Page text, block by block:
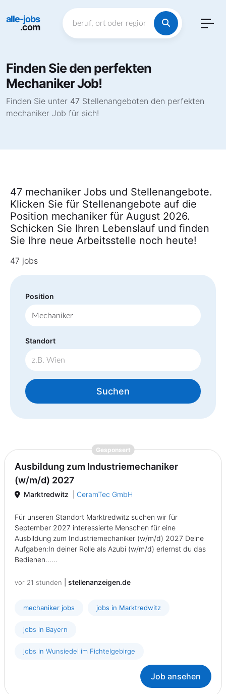
alle-jobs
.com
Finden Sie den perfekten
Mechaniker Job!
Finden Sie unter 47 Stellenangeboten den perfekten
mechaniker Job für sich!
47 mechaniker Jobs und Stellenangebote.
Klicken Sie für Stellenangebote auf die
Position mechaniker für August 2026.
Schicken Sie Ihren Lebenslauf und finden
Sie Ihre neue Arbeitsstelle noch heute!
47 jobs
Position
Standort
Suchen
Gesponsert{prompt.job}
Ausbildung zum Industriemechaniker
(w/m/d) 2027
Marktredwitz CeramTec GmbH
Für unseren Standort Marktredwitz suchen wir für
September 2027 interessierte Menschen für eine
Ausbildung zum Industriemechaniker (w/m/d) 2027 Deine
Aufgaben:In deiner Rolle als Azubi (w/m/d) erlernst du das
Bedienen......
vor 21 stunden stellenanzeigen.de
mechaniker jobs jobs in Marktredwitz
jobs in Bayern
jobs in Wunsiedel im Fichtelgebirge
Job ansehen